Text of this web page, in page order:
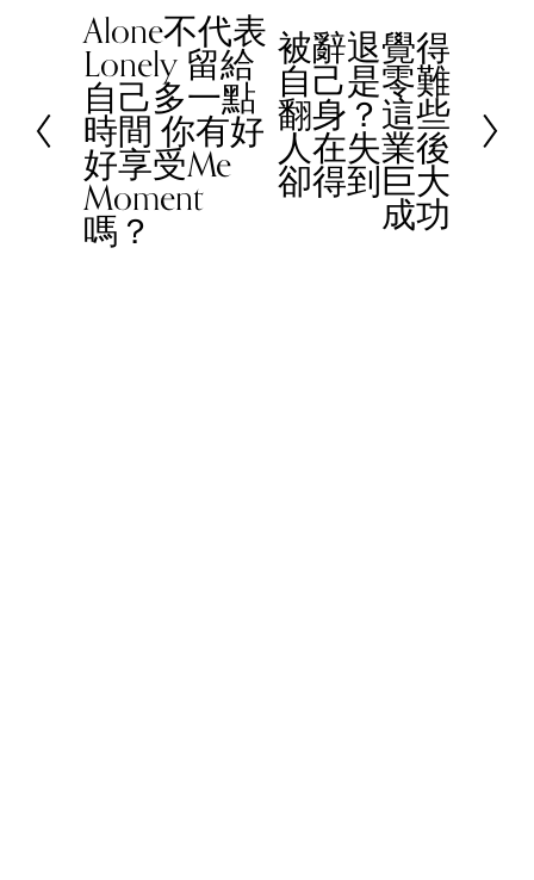
P
e
v
i
o
u
Alone不代表
Lonely 留給
自己多一點
時間 你有好
好享受Me
Moment
嗎？
N被辭退覺得
自己是零難
翻身？這些
人在失業後
卻得到巨大
成功